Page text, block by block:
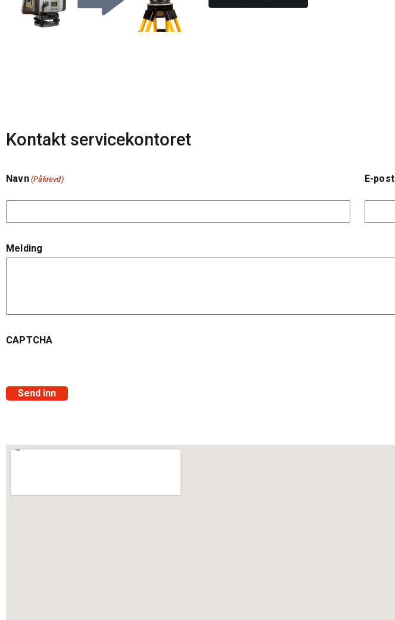
Kontakt servicekontoret
Navn (Påkrevd) E-post
Melding
CAPTCHA